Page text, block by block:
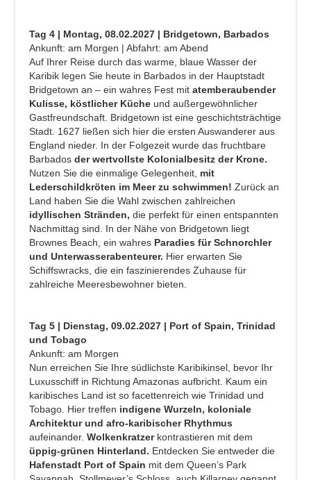
Tag 4 | Montag, 08.02.2027 | Bridgetown, Barbados
Ankunft: am Morgen | Abfahrt: am Abend
Auf Ihrer Reise durch das warme, blaue Wasser der
Karibik legen Sie heute in Barbados in der Hauptstadt
Bridgetown an – ein wahres Fest mit atemberaubender
Kulisse, köstlicher Küche und außergewöhnlicher
Gastfreundschaft. Bridgetown ist eine geschichtsträchtige
Stadt. 1627 ließen sich hier die ersten Auswanderer aus
England nieder. In der Folgezeit wurde das fruchtbare
Barbados der wertvollste Kolonialbesitz der Krone.
Nutzen Sie die einmalige Gelegenheit, mit
Lederschildkröten im Meer zu schwimmen! Zurück an
Land haben Sie die Wahl zwischen zahlreichen
idyllischen Stränden, die perfekt für einen entspannten
Nachmittag sind. In der Nähe von Bridgetown liegt
Brownes Beach, ein wahres Paradies für Schnorchler
und Unterwasserabenteurer. Hier erwarten Sie
Schiffswracks, die ein faszinierendes Zuhause für
zahlreiche Meeresbewohner bieten.
Tag 5 | Dienstag, 09.02.2027 | Port of Spain, Trinidad
und Tobago
Ankunft: am Morgen
Nun erreichen Sie Ihre südlichste Karibikinsel, bevor Ihr
Luxusschiff in Richtung Amazonas aufbricht. Kaum ein
karibisches Land ist so facettenreich wie Trinidad und
Tobago. Hier treffen indigene Wurzeln, koloniale
Architektur und afro-karibischer Rhythmus
aufeinander. Wolkenkratzerkontrastieren mit dem
üppig-grünen Hinterland. Entdecken Sie entweder die
Hafenstadt Port of Spain mit dem Queen’s Park